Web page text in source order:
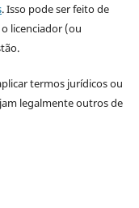
. Isso pode ser feito de
licenciador (ou
termos jurídicos ou
legalmente outros de